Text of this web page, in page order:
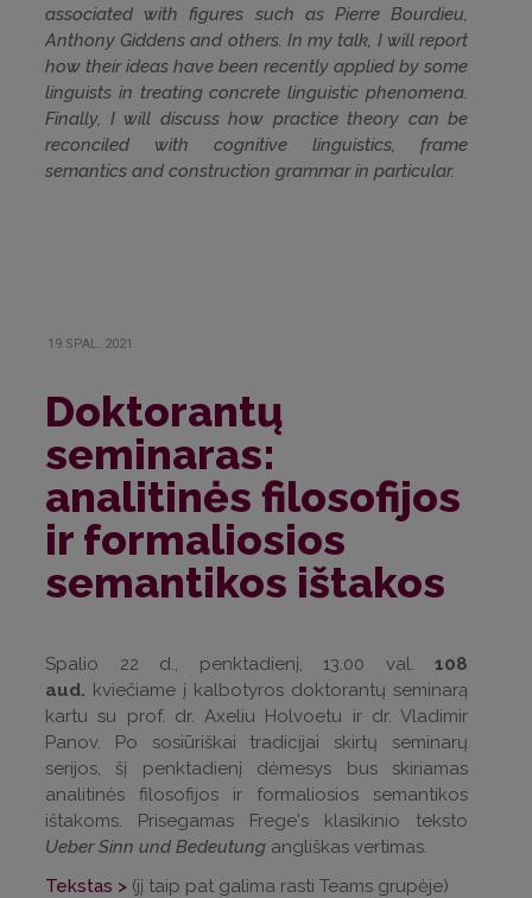
associated with figures such as Pierre Bourdieu,
Anthony Giddens and others. In my talk, I will report
how their ideas have been recently applied by some
linguists in treating concrete linguistic phenomena.
Finally, I will discuss how practice theory can be
reconciled with cognitive linguistics, frame
semantics and construction grammar in particular.
19.SPAL..2021
Doktorantų
seminaras:
analitinės filosofijos
ir formaliosios
semantikos ištakos
Spalio 22 d., penktadienį, 13.00 val. 108
aud. kviečiame į kalbotyros doktorantų seminarą
kartu su prof. dr. Axeliu Holvoetu ir dr. Vladimir
Panov. Po sosiūriškai tradicijai skirtų seminarų
serijos, šį penktadienį dėmesys bus skiriamas
analitinės filosofijos ir formaliosios semantikos
ištakoms. Prisegamas Frege's klasikinio teksto
Ueber Sinn und Bedeutung angliškas vertimas.
Tekstas > (jį taip pat galima rasti Teams grupėje)